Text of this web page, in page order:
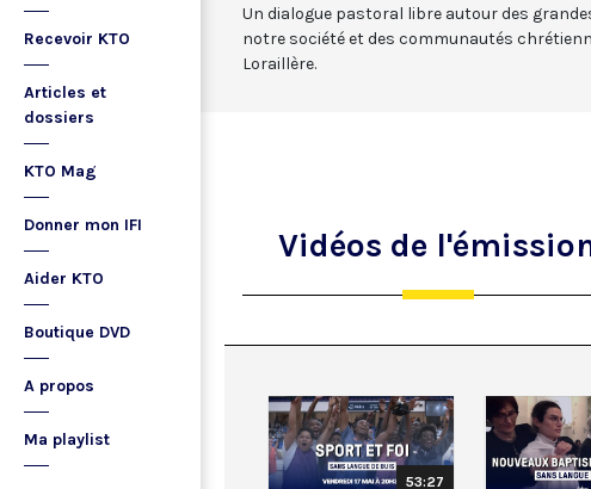
Recevoir KTO
Articles et
dossiers
KTO Mag
Donner mon IFI
Aider KTO
Boutique DVD
A propos
Ma playlist
Un dialogue pastoral libre autour des
notre société et des communautés
Loraillère.
Vidéos de
53:27